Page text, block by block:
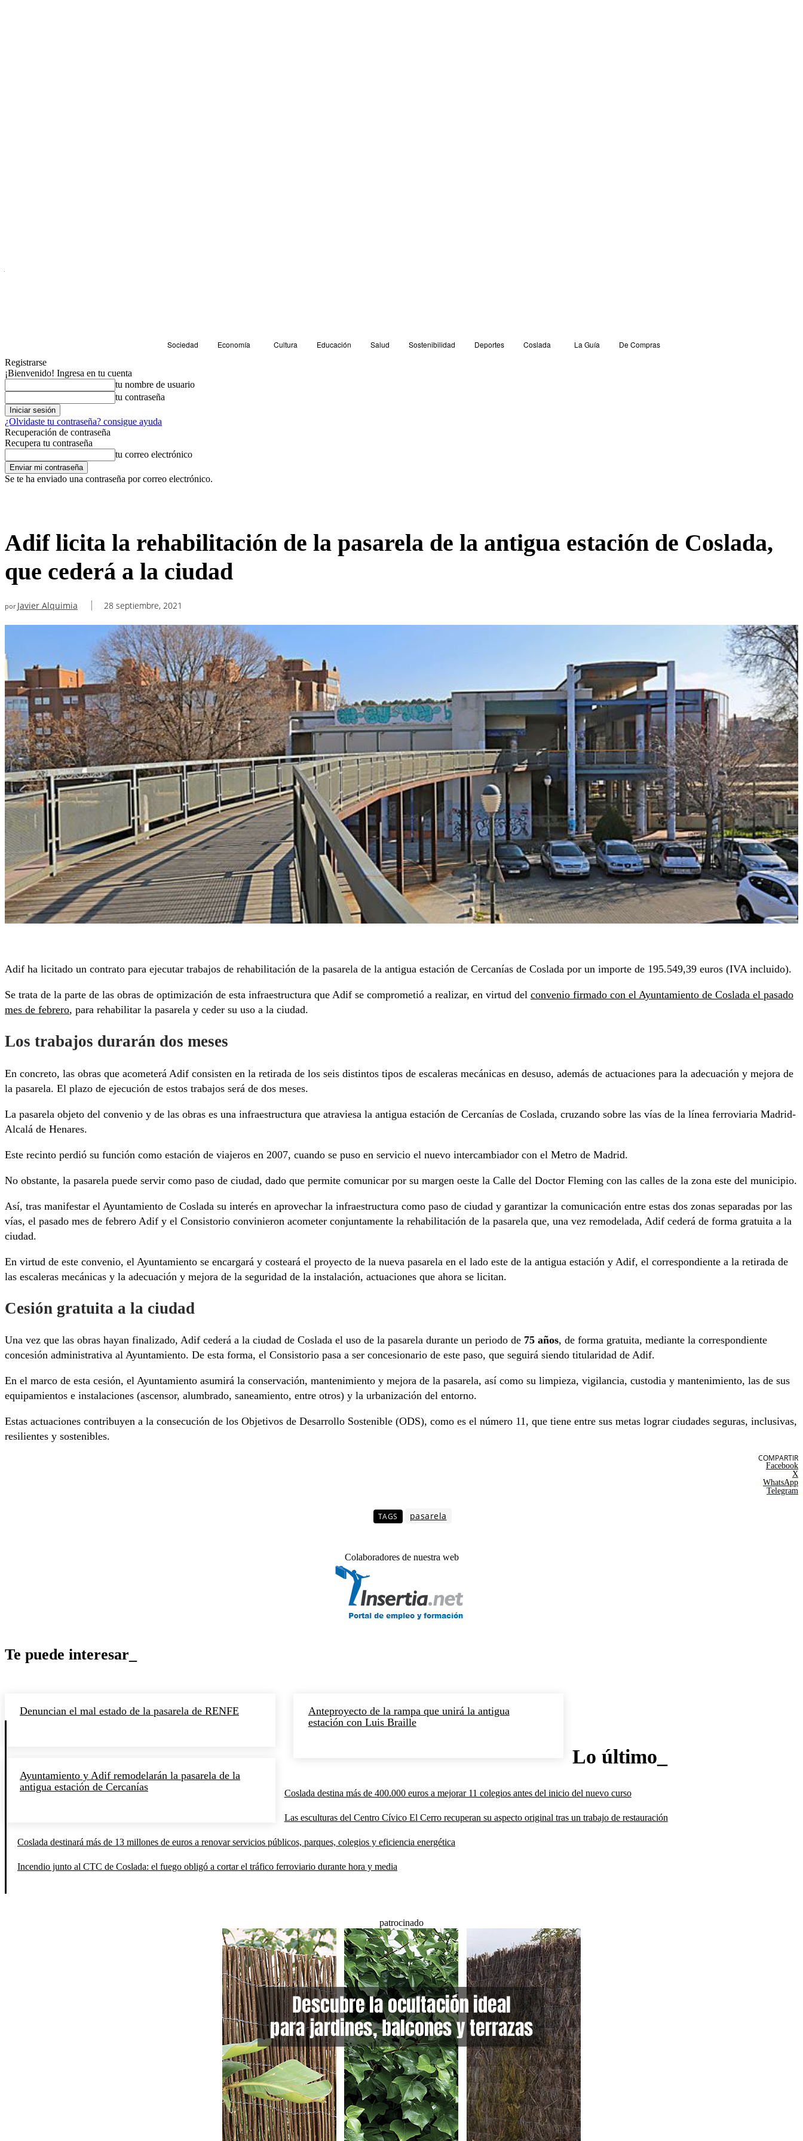
Sociedad Economía Cultura Educación Salud Sostenibilidad Deportes Coslada La Guía
De Compras
Registrarse
¡Bienvenido! Ingresa en tu cuenta
tu nombre de usuario
tu contraseña
¿Olvidaste tu contraseña? consigue ayuda
Recuperación de contraseña
Recupera tu contraseña
tu correo electrónico
Se te ha enviado una contraseña por correo electrónico.
Adif licita la rehabilitación de la pasarela de la antigua estación de Coslada,
que cederá a la ciudad
por Javier Alquimia 28 septiembre, 2021
Adif ha licitado un contrato para ejecutar trabajos de rehabilitación de la pasarela de la antigua estación de Cercanías de Coslada por un importe de 195.549,39 euros (IVA incluido).
Se trata de la parte de las obras de optimización de esta infraestructura que Adif se comprometió a realizar, en virtud del convenio firmado con el Ayuntamiento de Coslada el pasado
mes de febrero, para rehabilitar la pasarela y ceder su uso a la ciudad.
Los trabajos durarán dos meses
En concreto, las obras que acometerá Adif consisten en la retirada de los seis distintos tipos de escaleras mecánicas en desuso, además de actuaciones para la adecuación y mejora de
la pasarela. El plazo de ejecución de estos trabajos será de dos meses.
La pasarela objeto del convenio y de las obras es una infraestructura que atraviesa la antigua estación de Cercanías de Coslada, cruzando sobre las vías de la línea ferroviaria Madrid-
Alcalá de Henares.
Este recinto perdió su función como estación de viajeros en 2007, cuando se puso en servicio el nuevo intercambiador con el Metro de Madrid.
No obstante, la pasarela puede servir como paso de ciudad, dado que permite comunicar por su margen oeste la Calle del Doctor Fleming con las calles de la zona este del municipio.
Así, tras manifestar el Ayuntamiento de Coslada su interés en aprovechar la infraestructura como paso de ciudad y garantizar la comunicación entre estas dos zonas separadas por las
vías, el pasado mes de febrero Adif y el Consistorio convinieron acometer conjuntamente la rehabilitación de la pasarela que, una vez remodelada, Adif cederá de forma gratuita a la
ciudad.
En virtud de este convenio, el Ayuntamiento se encargará y costeará el proyecto de la nueva pasarela en el lado este de la antigua estación y Adif, el correspondiente a la retirada de
las escaleras mecánicas y la adecuación y mejora de la seguridad de la instalación, actuaciones que ahora se licitan.
Cesión gratuita a la ciudad
Una vez que las obras hayan finalizado, Adif cederá a la ciudad de Coslada el uso de la pasarela durante un periodo de 75 años, de forma gratuita, mediante la correspondiente
concesión administrativa al Ayuntamiento. De esta forma, el Consistorio pasa a ser concesionario de este paso, que seguirá siendo titularidad de Adif.
En el marco de esta cesión, el Ayuntamiento asumirá la conservación, mantenimiento y mejora de la pasarela, así como su limpieza, vigilancia, custodia y mantenimiento, las de sus
equipamientos e instalaciones (ascensor, alumbrado, saneamiento, entre otros) y la urbanización del entorno.
Estas actuaciones contribuyen a la consecución de los Objetivos de Desarrollo Sostenible (ODS), como es el número 11, que tiene entre sus metas lograr ciudades seguras, inclusivas,
resilientes y sostenibles.
COMPARTIR
Facebook
X
WhatsApp
Telegram
TAGS pasarela
Colaboradores de nuestra web
Te puede interesar_
Denuncian el mal estado de la pasarela de RENFE
Anteproyecto de la rampa que unirá la antigua
estación con Luis Braille
Ayuntamiento y Adif remodelarán la pasarela de la
antigua estación de Cercanías
Lo último_
Coslada destina más de 400.000 euros a mejorar 11 colegios antes del inicio del nuevo curso
Las esculturas del Centro Cívico El Cerro recuperan su aspecto original tras un trabajo de restauración
Coslada destinará más de 13 millones de euros a renovar servicios públicos, parques, colegios y eficiencia energética
Incendio junto al CTC de Coslada: el fuego obligó a cortar el tráfico ferroviario durante hora y media
patrocinado